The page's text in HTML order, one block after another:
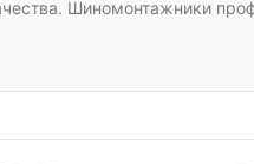
Шиномонтажники